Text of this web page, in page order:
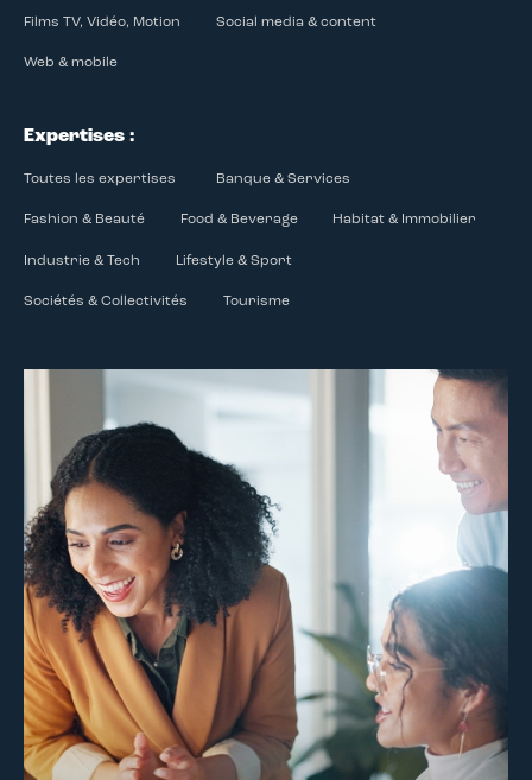
Films TV, Vidéo, Motion Social media & content
Web & mobile
Expertises :
Toutes les expertises Banque & Services
Fashion & Beauté Food & Beverage Habitat & Immobilier
Industrie & Tech Lifestyle & Sport
Sociétés & Collectivités Tourisme